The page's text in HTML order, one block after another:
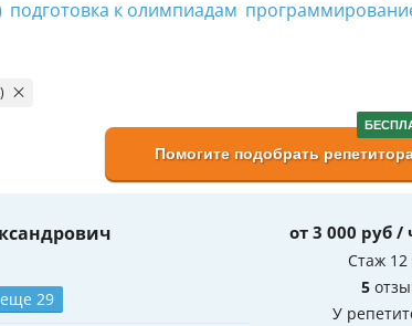
подготовка к олимпиадам
Помогите подобрать
29
от 3 000 руб /
Стаж 12
5
У